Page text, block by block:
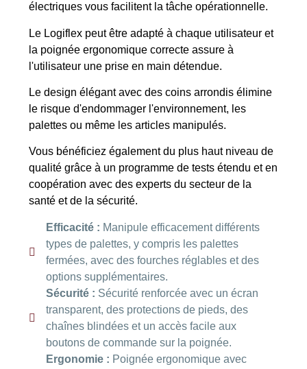
électriques vous facilitent la tâche opérationnelle.
Le Logiflex peut être adapté à chaque utilisateur et
la poignée ergonomique correcte assure à
l'utilisateur une prise en main détendue.
Le design élégant avec des coins arrondis élimine
le risque d'endommager l'environnement, les
palettes ou même les articles manipulés.
Vous bénéficiez également du plus haut niveau de
qualité grâce à un programme de tests étendu et en
coopération avec des experts du secteur de la
santé et de la sécurité.
Efficacité : Manipule efficacement différents
types de palettes, y compris les palettes
fermées, avec des fourches réglables et des
options supplémentaires.
Sécurité : Sécurité renforcée avec un écran
transparent, des protections de pieds, des
chaînes blindées et un accès facile aux
boutons de commande sur la poignée.
Ergonomie : Poignée ergonomique avec